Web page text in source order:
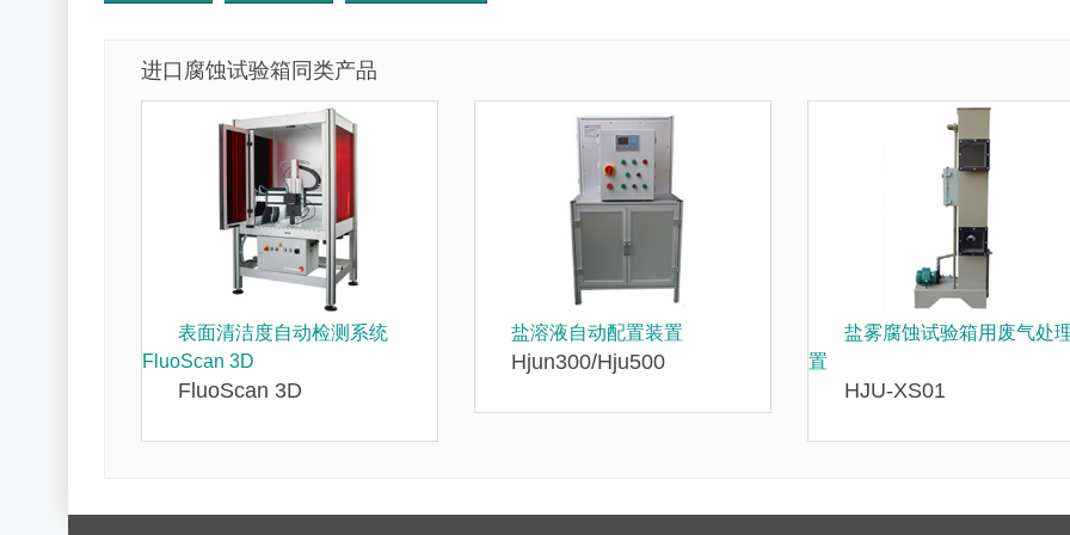
进口腐蚀试验箱同类产品
表面清洁度自动检测系统
FluoScan 3D
FluoScan 3D
盐溶液自动配置装置
Hjun300/Hju500
盐雾腐蚀试验箱用废气处
置
HJU-XS01